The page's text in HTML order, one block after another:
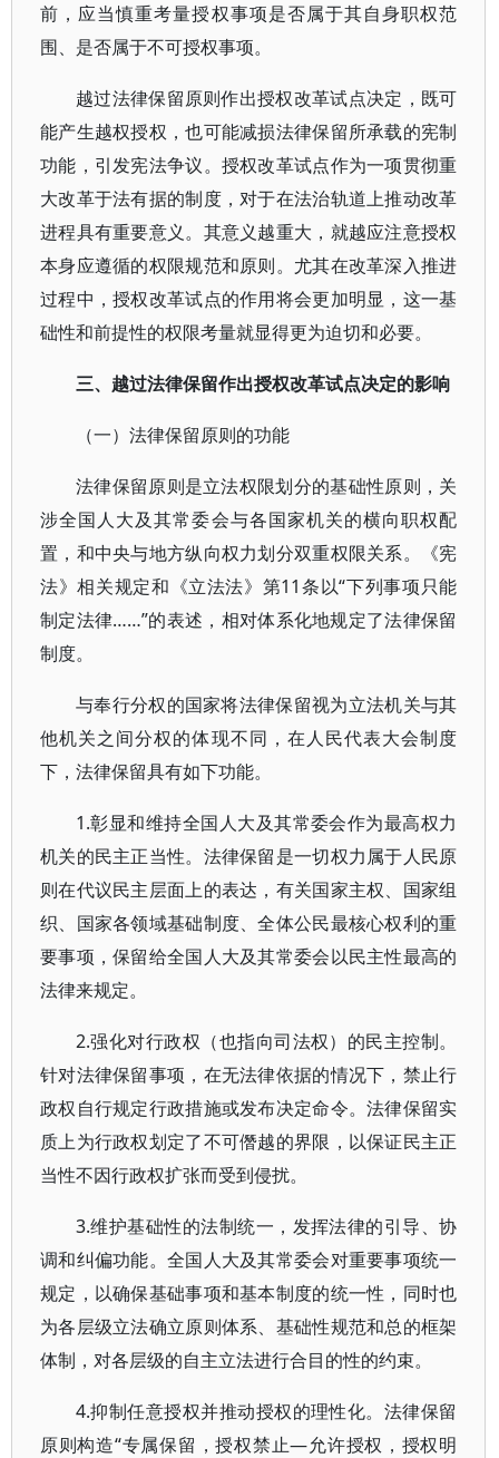
前，应当慎重考量授权事项是否属于其自身职权范
围、是否属于不可授权事项。
越过法律保留原则作出授权改革试点决定，既可
能产生越权授权，也可能减损法律保留所承载的宪制
功能，引发宪法争议。授权改革试点作为一项贯彻重
大改革于法有据的制度，对于在法治轨道上推动改革
进程具有重要意义。其意义越重大，就越应注意授权
本身应遵循的权限规范和原则。尤其在改革深入推进
过程中，授权改革试点的作用将会更加明显，这一基
础性和前提性的权限考量就显得更为迫切和必要。
三、越过法律保留作出授权改革试点决定的影响
（一）法律保留原则的功能
法律保留原则是立法权限划分的基础性原则，关
涉全国人大及其常委会与各国家机关的横向职权配
置，和中央与地方纵向权力划分双重权限关系。《宪
法》相关规定和《立法法》第11条以“下列事项只能
制定法律……”的表述，相对体系化地规定了法律保留
制度。
与奉行分权的国家将法律保留视为立法机关与其
他机关之间分权的体现不同，在人民代表大会制度
下，法律保留具有如下功能。
1.彰显和维持全国人大及其常委会作为最高权力
机关的民主正当性。法律保留是一切权力属于人民原
则在代议民主层面上的表达，有关国家主权、国家组
织、国家各领域基础制度、全体公民最核心权利的重
要事项，保留给全国人大及其常委会以民主性最高的
法律来规定。
2.强化对行政权（也指向司法权）的民主控制。
针对法律保留事项，在无法律依据的情况下，禁止行
政权自行规定行政措施或发布决定命令。法律保留实
质上为行政权划定了不可僭越的界限，以保证民主正
当性不因行政权扩张而受到侵扰。
3.维护基础性的法制统一，发挥法律的引导、协
调和纠偏功能。全国人大及其常委会对重要事项统一
规定，以确保基础事项和基本制度的统一性，同时也
为各层级立法确立原则体系、基础性规范和总的框架
体制，对各层级的自主立法进行合目的性的约束。
4.抑制任意授权并推动授权的理性化。法律保留
原则构造“专属保留，授权禁止—允许授权，授权明